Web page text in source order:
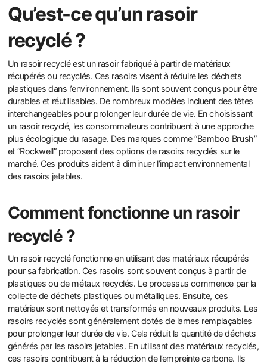
Qu’est-ce qu’un rasoir
recyclé ?
Un rasoir recyclé est un rasoir fabriqué à partir de matériaux
récupérés ou recyclés. Ces rasoirs visent à réduire les déchets
plastiques dans l’environnement. Ils sont souvent conçus pour être
durables et réutilisables. De nombreux modèles incluent des têtes
interchangeables pour prolonger leur durée de vie. En choisissant
un rasoir recyclé, les consommateurs contribuent à une approche
plus écologique du rasage. Des marques comme “Bamboo Brush”
et “Rockwell” proposent des options de rasoirs recyclés sur le
marché. Ces produits aident à diminuer l’impact environnemental
des rasoirs jetables.
Comment fonctionne un rasoir
recyclé ?
Un rasoir recyclé fonctionne en utilisant des matériaux récupérés
pour sa fabrication. Ces rasoirs sont souvent conçus à partir de
plastiques ou de métaux recyclés. Le processus commence par la
collecte de déchets plastiques ou métalliques. Ensuite, ces
matériaux sont nettoyés et transformés en nouveaux produits. Les
rasoirs recyclés sont généralement dotés de lames remplaçables
pour prolonger leur durée de vie. Cela réduit la quantité de déchets
générés par les rasoirs jetables. En utilisant des matériaux recyclés,
ces rasoirs contribuent à la réduction de l’empreinte carbone. Ils